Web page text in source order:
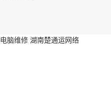
电脑维修 湖南楚通运网络